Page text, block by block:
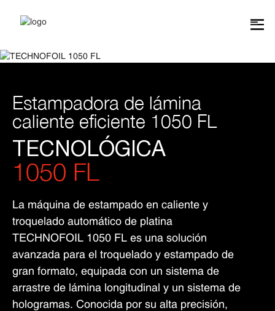
Estampadora de lámina
caliente eficiente 1050 FL
TECNOLÓGICA
1050 FL
La máquina de estampado en caliente y
troquelado automático de platina
TECHNOFOIL 1050 FL es una solución
avanzada para el troquelado y estampado de
gran formato, equipada con un sistema de
arrastre de lámina longitudinal y un sistema de
hologramas. Conocida por su alta precisión,